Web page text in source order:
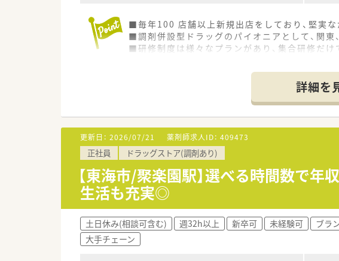
■毎年100 店舗以上新規出店をしており、堅実
■調剤併設型ドラッグのパイオニアとして、関東
■研修制度は様々なプランがあり、集合研修だ
■総合薬剤師・調剤薬剤師（土日休み・19時まで
■調剤併設型だけでなく「医療モール・クリニッ
■在宅医療にも積極的取り組んでおり「訪問調
■「プラチナくるみん認定企業」「健康経営優良
います
■充実した研修制度、人事制度、評価制度、キャ
詳細を
更新日： 2026/07/21 薬剤師求人ID： 409473
正社員 ドラッグストア(調剤あり)
【東海市/聚楽園駅】選べる時間数で
生活も充実◎
土日休み(相談可含む) 週32h以上 新卒可 未経験可 ブラ
大手チェーン